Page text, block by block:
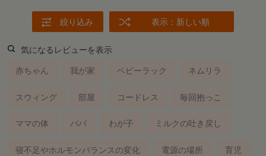
絞り込み 表示：新しい順
気になるレビューを表示
赤ちゃん 我が家 ベビーラック ネムリラ
スウィング 部屋 コードレス 毎回抱っこ
ママの体 パパ わが子 ミルクの吐き戻し
寝不足やホルモンバランスの変化 電源の場所 育児